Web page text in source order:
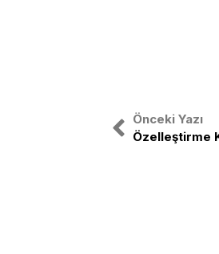
Önceki Yazı
Özelleştirme